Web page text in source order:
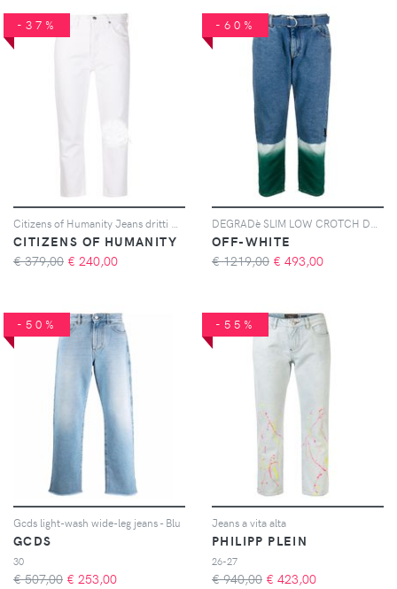
-37%
CITIZENS OF HUMANITY
€ 379,00 € 240,00
-60%
OFF-WHITE
€ 1219,00 € 493,00
-50%
Gcds light-wash wide-leg jeans - Blu
GCDS
30
€ 507,00 € 253,00
-55%
Jeans a vita alta
PHILIPP PLEIN
26-27
€ 940,00 € 423,00